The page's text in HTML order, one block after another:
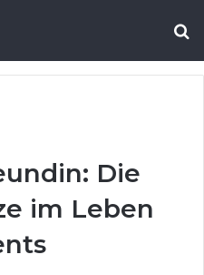
Die
im Leben